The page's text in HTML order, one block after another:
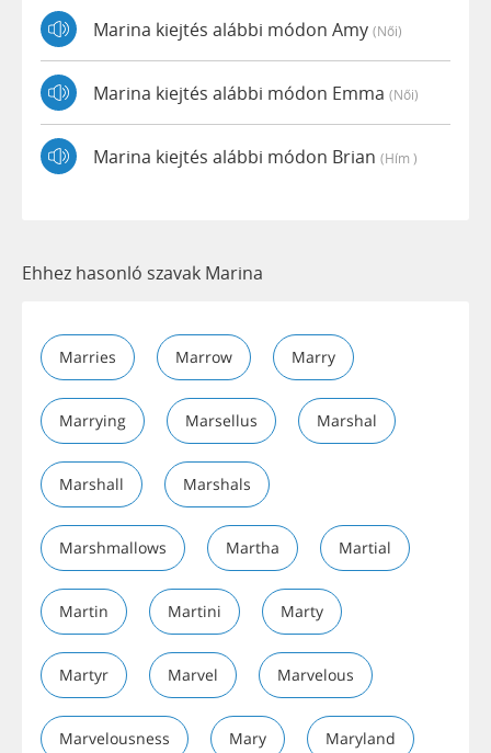
Marina kiejtés alábbi módon Amy (női)
Marina kiejtés alábbi módon Emma (női)
Marina kiejtés alábbi módon Brian (hím )
Ehhez hasonló szavak Marina
Marries Marrow Marry
Marrying Marsellus Marshal
Marshall Marshals
Marshmallows Martha Martial
Martin Martini Marty
Martyr Marvel Marvelous
Marvelousness Mary Maryland